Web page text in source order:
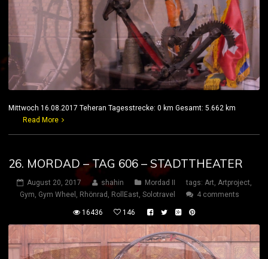
Mittwoch 16.08.2017 Teheran Tagesstrecke: 0 km Gesamt: 5.662 km
Read More
26. MORDAD – TAG 606 – STADTTHEATER
August 20, 2017 shahin Mordad II tags: Art, Artproject,
Gym, Gym Wheel , Rhönrad , RollEast, Solotravel 4 comments
16436 146